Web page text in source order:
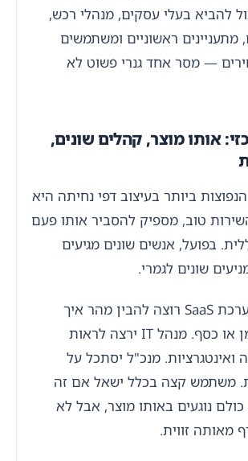
להביא בעלי עסקים, מנהלי רכש,
מתעניינים ראשוניים ומשתמשים
— מסר אחד גנרי פשוט לא
אותו מוצר, קהלים שונים,
ביותר בעיצוב דפי נחיתה היא
טוב, מספיק להסביר אותו פעם
בפועל, אנשים שונים מגיעים
שונים לגמרי.
יזם שמחפש מערכת SaaS רוצה להבין מהר איך
המוצר חוסך זמן או כסף. מנהל IT ירצה לראות
ואינטגרציות. מנכ"ל יסתכל על
משתמש קצה בכלל ישאל אם זה
נוגעים באותו מוצר, אבל לא
מאותה זווית.